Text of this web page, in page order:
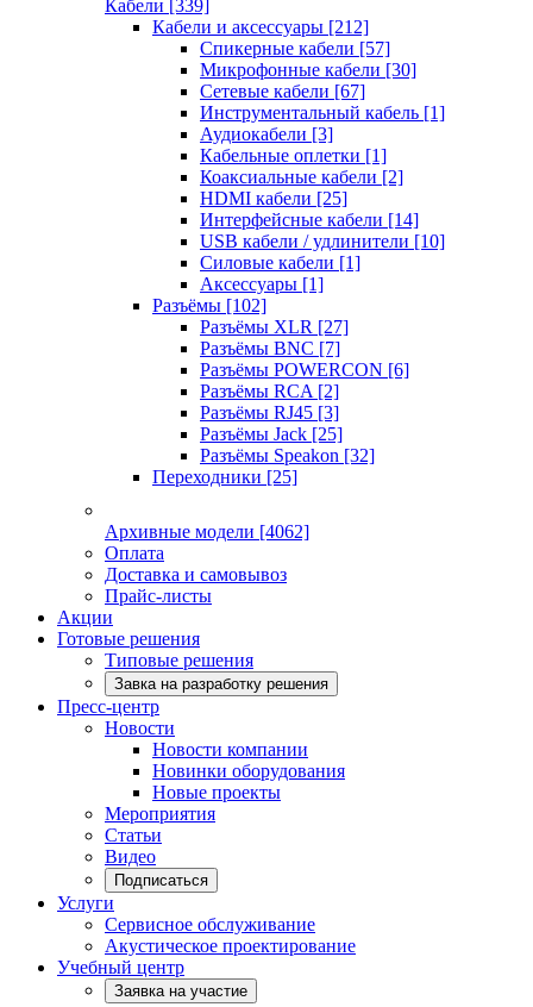
Кабели [339]
Кабели и аксессуары [212]
Спикерные кабели [57]
Микрофонные кабели [30]
Сетевые кабели [67]
Инструментальный кабель [1]
Аудиокабели [3]
Кабельные оплетки [1]
Коаксиальные кабели [2]
HDMI кабели [25]
Интерфейсные кабели [14]
USB кабели / удлинители [10]
Силовые кабели [1]
Аксессуары [1]
Разъёмы [102]
Разъёмы XLR [27]
Разъёмы BNC [7]
Разъёмы POWERCON [6]
Разъёмы RCA [2]
Разъёмы RJ45 [3]
Разъёмы Jack [25]
Разъёмы Speakon [32]
Переходники [25]
Архивные модели [4062]
Оплата
Доставка и самовывоз
Прайс-листы
Акции
Готовые решения
Типовые решения
Завка на разработку решения
Пресс-центр
Новости
Новости компании
Новинки оборудования
Новые проекты
Мероприятия
Статьи
Видео
Подписаться
Услуги
Сервисное обслуживание
Акустическое проектирование
Учебный центр
Заявка на участие